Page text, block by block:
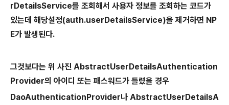
rDetailsService를 조회해서 사용자 정보를 조회하는 코드가
있는데 해당설정(auth.userDetailsService)을제거하면 NP
E가 발생된다.
그것보다는 위 사진 AbstractUserDetailsAuthentication
Provider의 아이디 또는 패스워드가 틀렸을 경우
DaoAuthenticationProvider나 AbstractUserDetailsA